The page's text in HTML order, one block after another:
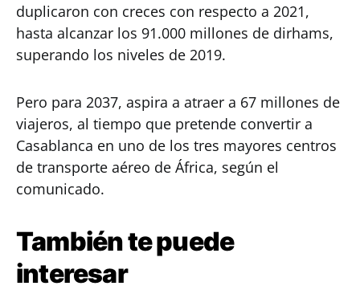
duplicaron con creces con respecto a 2021,
hasta alcanzar los 91.000 millones de dirhams,
superando los niveles de 2019.
Pero para 2037, aspira a atraer a 67 millones de
viajeros, al tiempo que pretende convertir a
Casablanca en uno de los tres mayores centros
de transporte aéreo de África, según el
comunicado.
También te puede
interesar